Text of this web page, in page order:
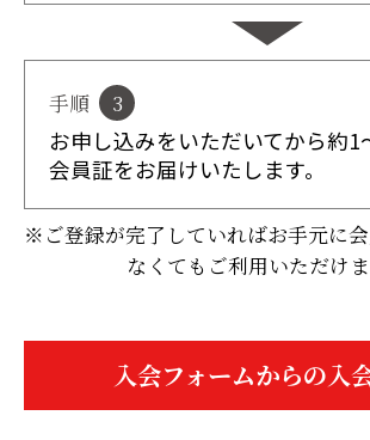
手順 3
お申し込みをいただいてから約1
会員証をお届けいたします。
※ご登録が完了していればお手元に
なくてもご利用いただけま
入会フォームからの入